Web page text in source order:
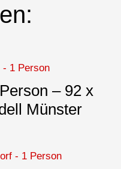
– 92 x
Münster